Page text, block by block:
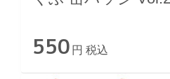
550 円 税込